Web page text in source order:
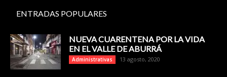
ENTRADAS POPULARES
NUEVA CUARENTENA POR LA VIDA
EN EL VALLE DE ABURRÁ
Administrativas 13 agosto, 2020